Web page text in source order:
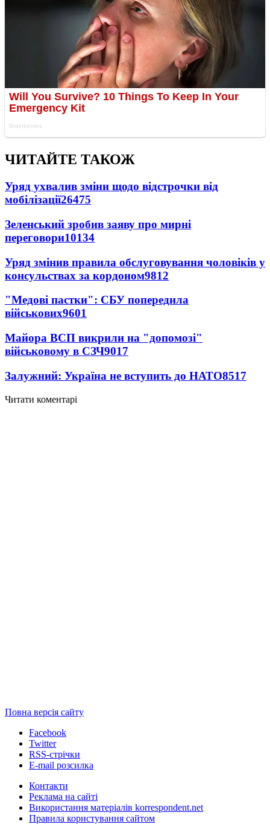
ЧИТАЙТЕ ТАКОЖ
Уряд ухвалив зміни щодо відстрочки від
мобілізації26475
Зеленський зробив заяву про мирні
переговори10134
Уряд змінив правила обслуговування чоловіків у
консульствах за кордоном9812
"Медові пастки": СБУ попередила
військових9601
Майора ВСП викрили на "допомозі"
військовому в СЗЧ9017
Залужний: Україна не вступить до НАТО8517
Читати коментарі
Повна версія сайту
Facebook
Twitter
RSS-стрічки
E-mail розсилка
Контакти
Реклама на сайті
Використання матеріалів korrespondent.net
Правила користування сайтом